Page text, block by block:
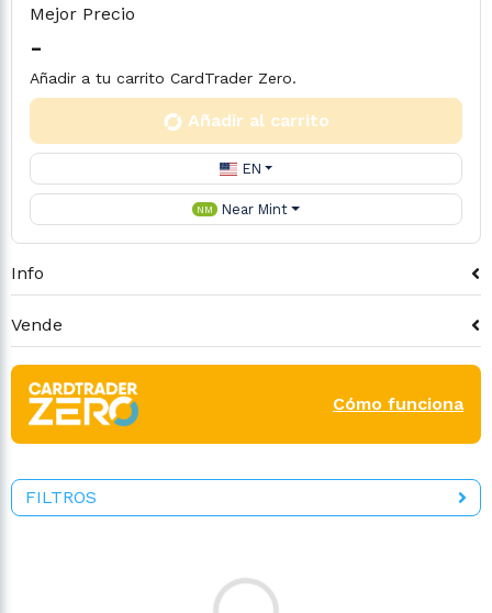
Mejor Precio
-
Añadir a tu carrito CardTrader Zero.
Añadir al carrito
EN
NM Near Mint
Info
Vende
Cómo funciona
FILTROS